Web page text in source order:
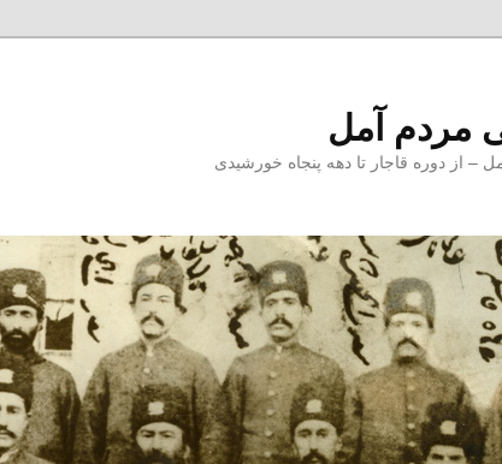
مردم آمل
از دوره قاجار تا دهه پنجاه خورشیدی